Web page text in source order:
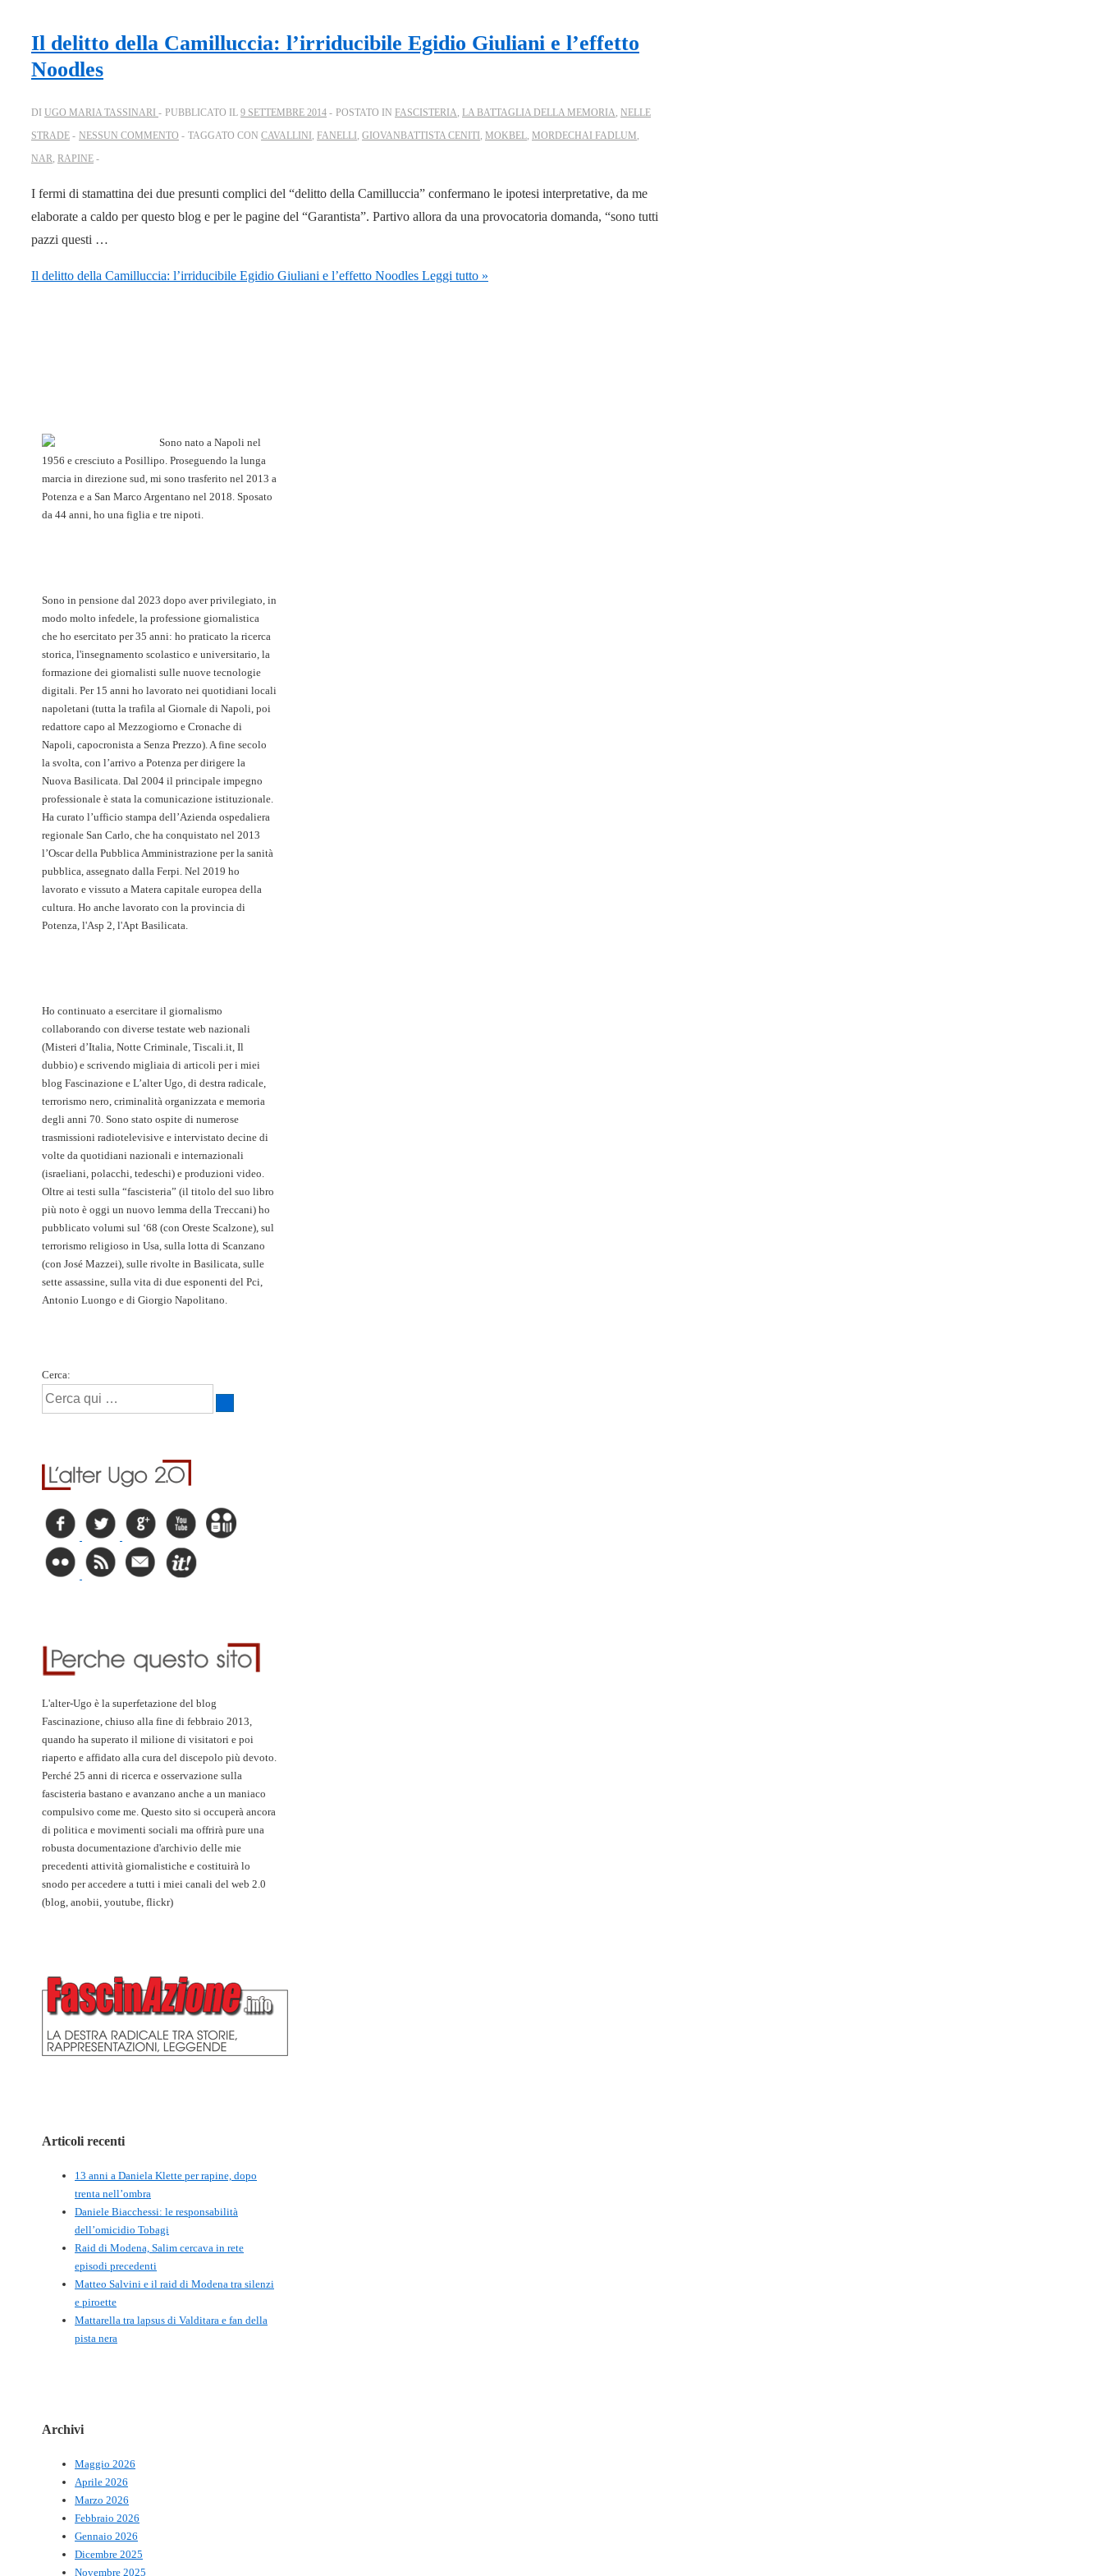
Il delitto della Camilluccia: l’irriducibile Egidio Giuliani e l’effetto
Noodles
DI UGO MARIA TASSINARI PUBBLICATO IL 9 SETTEMBRE 2014 POSTATO IN FASCISTERIA, LA BATTAGLIA DELLA MEMORIA, NELLE
STRADE
NESSUN COMMENTO TAGGATO CON CAVALLINI , FANELLI , GIOVANBATTISTA CENITI , MOKBEL, MORDECHAI FADLUM,
NAR, RAPINE
I fermi di stamattina dei due presunti complici del “delitto della Camilluccia” confermano le ipotesi interpretative, da me
elaborate a caldo per questo blog e per le pagine del “Garantista”. Partivo allora da una provocatoria domanda, “sono tutti
pazzi questi …
Il delitto della Camilluccia: l’irriducibile Egidio Giuliani e l’effetto Noodles Leggi tutto »
Sono nato a Napoli nel
1956 e cresciuto a Posillipo. Proseguendo la lunga
marcia in direzione sud, mi sono trasferito nel 2013 a
Potenza e a San Marco Argentano nel 2018. Sposato
da 44 anni, ho una figlia e tre nipoti.
Sono in pensione dal 2023 dopo aver privilegiato, in
modo molto infedele, la professione giornalistica
che ho esercitato per 35 anni: ho praticato la ricerca
storica, l'insegnamento scolastico e universitario, la
formazione dei giornalisti sulle nuove tecnologie
digitali. Per 15 anni ho lavorato nei quotidiani locali
napoletani (tutta la trafila al Giornale di Napoli, poi
redattore capo al Mezzogiorno e Cronache di
Napoli, capocronista a Senza Prezzo). A fine secolo
la svolta, con l’arrivo a Potenza per dirigere la
Nuova Basilicata. Dal 2004 il principale impegno
professionale è stata la comunicazione istituzionale.
Ha curato l’ufficio stampa dell’Azienda ospedaliera
regionale San Carlo, che ha conquistato nel 2013
l’Oscar della Pubblica Amministrazione per la sanità
pubblica, assegnato dalla Ferpi. Nel 2019 ho
lavorato e vissuto a Matera capitale europea della
cultura. Ho anche lavorato con la provincia di
Potenza, l'Asp 2, l'Apt Basilicata.
Ho continuato a esercitare il giornalismo
collaborando con diverse testate web nazionali
(Misteri d’Italia, Notte Criminale, Tiscali.it, Il
dubbio) e scrivendo migliaia di articoli per i miei
blog Fascinazione e L’alter Ugo, di destra radicale,
terrorismo nero, criminalità organizzata e memoria
degli anni 70. Sono stato ospite di numerose
trasmissioni radiotelevisive e intervistato decine di
volte da quotidiani nazionali e internazionali
(israeliani, polacchi, tedeschi) e produzioni video.
Oltre ai testi sulla “fascisteria” (il titolo del suo libro
più noto è oggi un nuovo lemma della Treccani) ho
pubblicato volumi sul ‘68 (con Oreste Scalzone), sul
terrorismo religioso in Usa, sulla lotta di Scanzano
(con José Mazzei), sulle rivolte in Basilicata, sulle
sette assassine, sulla vita di due esponenti del Pci,
Antonio Luongo e di Giorgio Napolitano.
Cerca:
L'alter-Ugo è la superfetazione del blog
Fascinazione, chiuso alla fine di febbraio 2013,
quando ha superato il milione di visitatori e poi
riaperto e affidato alla cura del discepolo più devoto.
Perché 25 anni di ricerca e osservazione sulla
fascisteria bastano e avanzano anche a un maniaco
compulsivo come me. Questo sito si occuperà ancora
di politica e movimenti sociali ma offrirà pure una
robusta documentazione d'archivio delle mie
precedenti attività giornalistiche e costituirà lo
snodo per accedere a tutti i miei canali del web 2.0
(blog, anobii, youtube, flickr)
Articoli recenti
13 anni a Daniela Klette per rapine, dopo
trenta nell’ombra
Daniele Biacchessi: le responsabilità
dell’omicidio Tobagi
Raid di Modena, Salim cercava in rete
episodi precedenti
Matteo Salvini e il raid di Modena tra silenzi
e piroette
Mattarella tra lapsus di Valditara e fan della
pista nera
Archivi
Maggio 2026
Aprile 2026
Marzo 2026
Febbraio 2026
Gennaio 2026
Dicembre 2025
Novembre 2025